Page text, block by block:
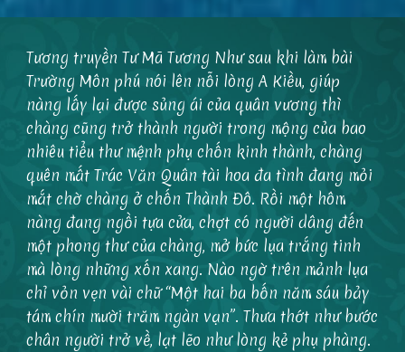
Tương truyền Tư Mã Tương Như sau khi làm bài
Trường Môn phú nói lên nỗi lòng A Kiều, giúp
nàng lấy lại được sủng ái của quân vương thì
chàng cũng trở thành người trong mộng của bao
nhiêu tiểu thư mệnh phụ chốn kinh thành, chàng
quên mất Trác Văn Quân tài hoa đa tình đang mỏi
mắt chờ chàng ở chốn Thành Đô. Rồi một hôm
nàng đang ngồi tựa cửa, chợt có người dâng đến
một phong thư của chàng, mở bức lụa trắng tinh
mà lòng những xốn xang. Nào ngờ trên mảnh lụa
chỉ vỏn vẹn vài chữ “Một hai ba bốn năm sáu bảy
tám chín mười trăm ngàn vạn”. Thưa thớt như bước
chân người trở về, lạt lẽo như lòng kẻ phụ phàng.